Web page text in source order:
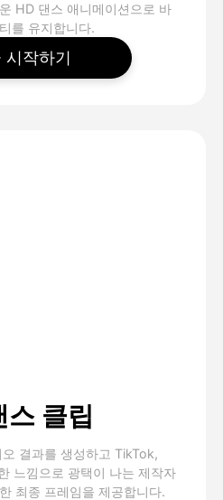
HD 댄스 애니메이션으로 바
를 유지합니다.
시작하기
스 클립
결과를 생성하고 TikTok,
느낌으로 광택이 나는 제작자
최종 프레임을 제공합니다.